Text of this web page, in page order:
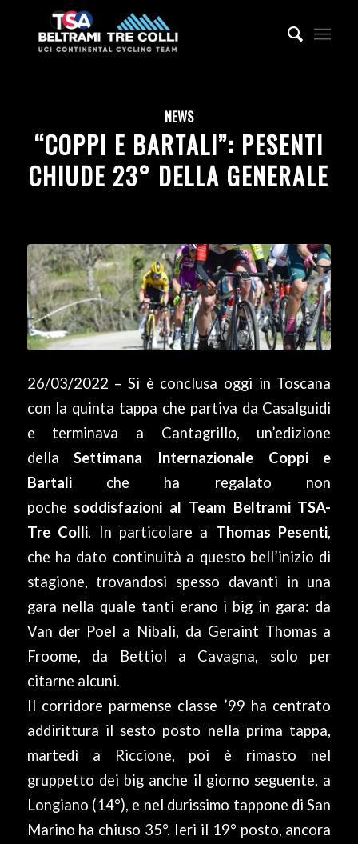
NEWS
“COPPI E BARTALI”: PESENTI
CHIUDE 23° DELLA GENERALE
26/03/2022 – Si è conclusa oggi in Toscana
con la quinta tappa che partiva da Casalguidi
e terminava a Cantagrillo, un’edizione
della Settimana Internazionale Coppi e
Bartaliche ha regalato non
poche soddisfazioni al Team Beltrami TSA-
Tre Colli. In particolare a Thomas Pesenti,
che ha dato continuità a questo bell’inizio di
stagione, trovandosi spesso davanti in una
gara nella quale tanti erano i big in gara: da
Van der Poel a Nibali, da Geraint Thomas a
Froome, da Bettiol a Cavagna, solo per
citarne alcuni.
Il corridore parmense classe ’99 ha centrato
addirittura il sesto posto nella prima tappa,
martedì a Riccione, poi è rimasto nel
gruppetto dei big anche il giorno seguente, a
Longiano (14°), e nel durissimo tappone di San
Marino ha chiuso 35°. Ieri il 19° posto, ancora